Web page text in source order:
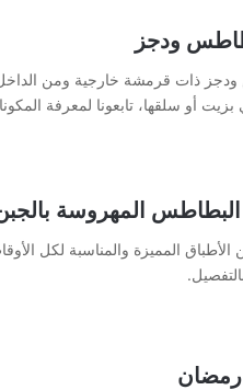
ودجز
ذات قرمشة خارجية ومن
أو سلقها، تابعونا لمعرفة
المهروسة
المميزة والمناسبة لكل
رمضان